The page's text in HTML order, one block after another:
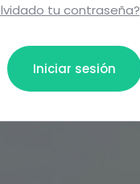
tu contraseña?
Iniciar sesión